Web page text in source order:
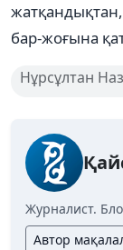
бар-жоғына
Нұрсұлтан
Журналист.
Автор